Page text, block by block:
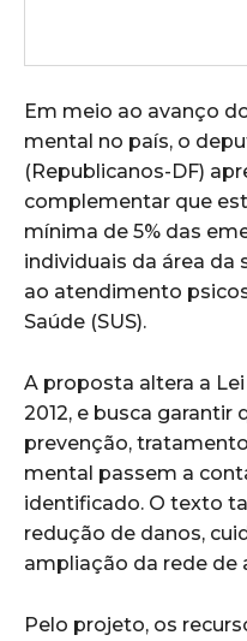
Em meio ao avanço
mental no país, o
(Republicanos-DF)
complementar que
mínima de 5% das
individuais da área da
ao atendimento
Saúde (SUS).
A proposta altera a Lei
2012, e busca
prevenção,
mental passem a
identificado. O texto
redução de danos,
ampliação da rede de
Pelo projeto, os